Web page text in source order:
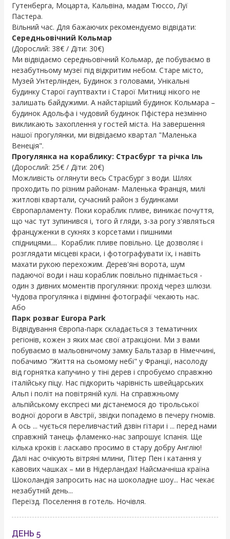
Гутенберга, Моцарта, Кальвіна, мадам Тюссо, Луї
Пастера.
Вільний час. Для бажаючих рекомендуємо відвідати:
Середньовічний Кольмар
(Дорослий: 38€ / Діти: 30€)
Ми відвідаємо середньовічний Кольмар, де побуваємо в
незабутньому музеї під відкритим небом. Старе місто,
Музей Унтерлінден, Будинок з головами, Унікальні
будинку Старої гауптвахти і Старої Митниці нікого не
залишать байдужими. А найстаріший будинок Кольмара –
будинок Адольфа і чудовий будинок Пфістера незмінно
викликають захоплення у гостей міста. На завершення
нашої прогулянки, ми відвідаємо квартал "Маленька
Венеція".
Прогулянка на кораблику: Страсбург та річка Іль
(Дорослий: 25€ / Діти: 20€)
Можливість оглянути весь Страсбург з води. Шлях
проходить по різним районам- Маленька Франція, милі
житлові квартали, сучасний район з будинками
Європарламенту. Поки кораблик пливе, виникає почуття,
що час тут зупинився і, того й гляди, з-за рогу з'являться
француженки в сукнях з корсетами і пишними
спідницями.... Кораблик пливе повільно. Це дозволяє і
розглядати місцеві краси, і фотографувати їх, і навіть
махати рукою перехожим. Дерев'яні ворота, шум
падаючої води і наш кораблик повільно піднімається -
один з дивних моментів прогулянки: прохід через шлюзи.
Чудова прогулянка і відмінні фотографії чекають нас.
Або
Парк розваг Europa Park
Відвідування Європа-парк складається з тематичних
регіонів, кожен з яких має свої атракціони. Ми з вами
побуваємо в мальовничому замку Бальтазар в Німеччині,
побачимо "Життя на сьомому небі" у Франції, насолоду
від горнятка капучино у тіні дерев і спробуємо справжню
італійську піцу. Нас підкорить чарівність швейцарських
Альп і політ на повітряній кулі. На справжньому
альпійському експресі ми дістанемося до тірольської
водної дороги в Австрії, звідки попадемо в печеру гномів.
А ось ... чується переливчастий дзвін гітари і ... перед нами
справжній танець фламенко-нас запрошує Іспанія. Ще
кілька кроків і: ласкаво просимо в стару добру Англію!
Далі нас очікують вітряні млини, Пітер Пен і катання у
кавових чашках – ми в Нідерландах! Найсмачніша країна
Шоколандія запросить нас на шоколадне шоу... Нас чекає
незабутній день...
Переїзд. Поселення в готель. Ночівля.
ДЕНЬ 5